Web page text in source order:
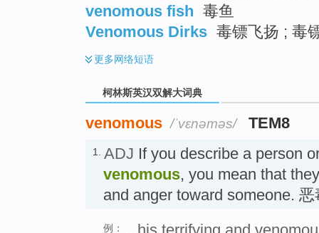
venomous fish 毒鱼
Venomous Dirks 毒镖飞扬 ; 毒
更多网络短语
柯林斯英汉双解大词典
venomous /ˈvɛnəməs/ TEM8
1. ADJ If you describe a person
venomous, you mean that
and anger toward someone. 恶
例：